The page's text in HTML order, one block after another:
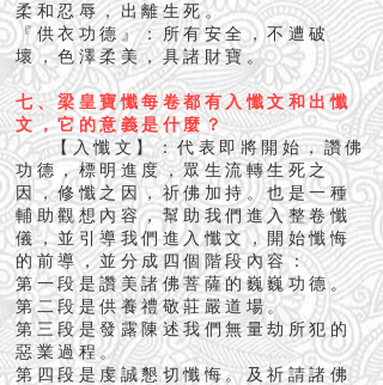
柔和忍辱，出離生死。
『供衣功德』：所有安全，不遭破
壞，色澤柔美，具諸財寶。
七、梁皇寶懺每卷都有入懺文和出懺
文，它的意義是什麼？
【入懺文】：代表即將開始，讚佛
功德，標明進度，眾生流轉生死之
因，修懺之因，祈佛加持。也是一種
輔助觀想內容，幫助我們進入整卷懺
儀，並引導我們進入懺文，開始懺悔
的前導，並分成四個階段內容：
第一段是讚美諸佛菩薩的巍巍功德。
第二段是供養禮敬莊嚴道場。
第三段是發露陳述我們無量劫所犯的
惡業過程。
第四段是虔誠懇切懺悔。及祈請諸佛